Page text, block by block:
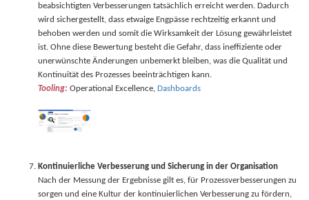
beabsichtigten Verbesserungen tatsächlich erreicht werden. Dadurch
wird sichergestellt, dass etwaige Engpässe rechtzeitig erkannt und
behoben werden und somit die Wirksamkeit der Lösung gewährleistet
ist. Ohne diese Bewertung besteht die Gefahr, dass ineffiziente oder
unerwünschte Änderungen unbemerkt bleiben, was die Qualität und
Kontinuität des Prozesses beeinträchtigen kann.
Tooling: Operational Excellence, Dashboards
Kontinuierliche Verbesserung und Sicherung in der Organisation
Nach der Messung der Ergebnisse gilt es, für Prozessverbesserungen zu
sorgen und eine Kultur der kontinuierlichen Verbesserung zu fördern,